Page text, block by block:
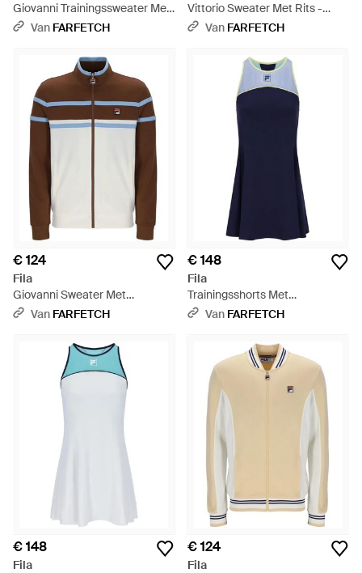
Giovanni Trainingssweater Met
Contrasterend Vlak - Blauw
Van FARFETCH
Vittorio Sweater Met Rits -
PaarsVan FARFETCH
€ 124
Fila
Giovanni Sweater Met
Contrasterend Vlak - Bruin
Van FARFETCH
€ 148
Fila
Trainingsshorts Met
Contrasterende Afwerking En
Van FARFETCH
€ 148
Fila
€ 124
Fila